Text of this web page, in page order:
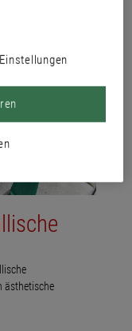
ästhetische